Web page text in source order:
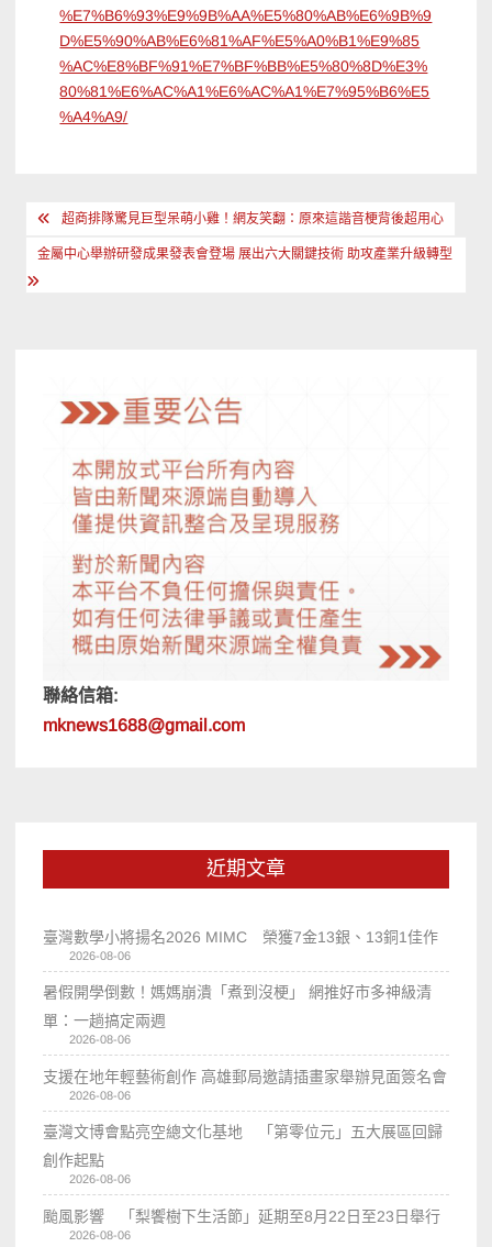
%E7%B6%93%E9%9B%AA%E5%80%AB%E6%9B%9
D%E5%90%AB%E6%81%AF%E5%A0%B1%E9%85
%AC%E8%BF%91%E7%BF%BB%E5%80%8D%E3%
80%81%E6%AC%A1%E6%AC%A1%E7%95%B6%E5
%A4%A9/
文
章
導
超商排隊驚見巨型呆萌小雞！網友笑翻：原來這諧音梗背後超用心
金屬中心舉辦研發成果發表會登場 展出六大關鍵技術 助攻產業升級轉型
聯絡信箱:
mknews1688@gmail.com
近期文章
臺灣數學小將揚名2026 MIMC​ 榮獲7金13銀、13銅1佳作
2026-08-06
暑假開學倒數！媽媽崩潰「煮到沒梗」 網推好市多神級清
單：一趟搞定兩週
2026-08-06
支援在地年輕藝術創作 高雄郵局邀請插畫家舉辦見面簽名會
2026-08-06
臺灣文博會點亮空總文化基地 「第零位元」五大展區回歸
創作起點
2026-08-06
颱風影響 「梨饗樹下生活節」延期至8月22日至23日舉行
2026-08-06